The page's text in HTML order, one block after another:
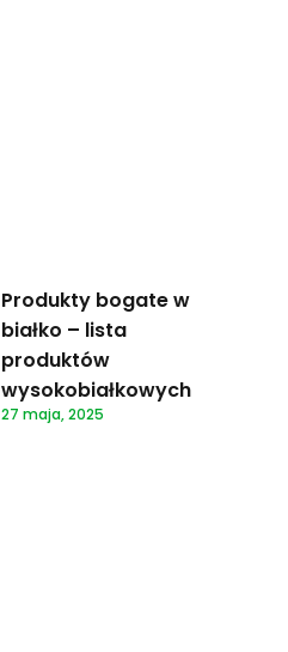
Produkty bogate w
białko – lista
produktów
wysokobiałkowych
27 maja, 2025